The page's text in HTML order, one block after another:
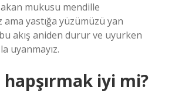
mukusu mendille
yastığa yüzümüzü yan
bu akış aniden durur ve uyurken
uyanmayız.
iyi mi?